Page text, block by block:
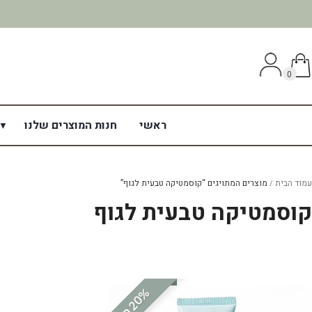
0
ראשי חנות המוצרים שלנו
עמוד הבית מוצרים המתויגים “קוסמטיקה טבעית לגוף”
קוסמטיקה טבעית לגוף
%
ה